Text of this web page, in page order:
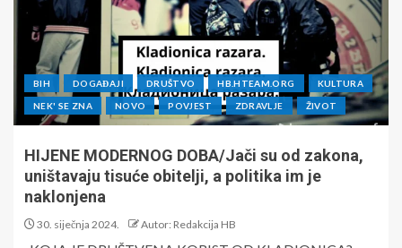
BIH DOGAĐAJI DRUŠTVO HB.HTEAM.ORG KULTURA
NEK' SE ZNA NOVO POVJEST ZDRAVLJE ŽIVOT
HIJENE MODERNOG DOBA/Jači su od zakona,
uništavaju tisuće obitelji, a politika im je
naklonjena
30. siječnja 2024. Autor: Redakcija HB